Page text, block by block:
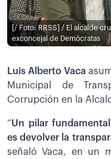
[/ Foto: RRSS] / El alcalde
exconcejal de Demócratas
Luis Alberto Vaca
Municipal de
Corrupción en la
“Un pilar
es devolver la
señaló Vaca, en un